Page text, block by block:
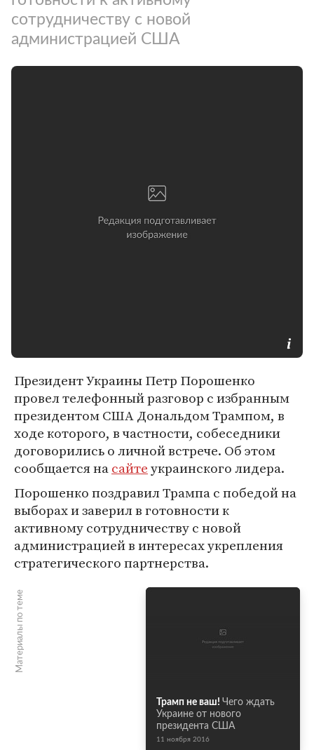
сотрудничеству с новой
администрацией США
Президент Украины Петр Порошенко
провел телефонный разговор с избранным
президентом США Дональдом Трампом, в
ходе которого, в частности, собеседники
договорились о личной встрече. Об этом
сообщается насайтеукраинского лидера.
Порошенко поздравил Трампа с победой на
выборах и заверил в готовности к
активному сотрудничеству с новой
администрацией в интересах укрепления
стратегического партнерства.
Материалы по теме
Трамп не ваш! Чего ждать
Украине от нового
президента США
11 ноября 2016